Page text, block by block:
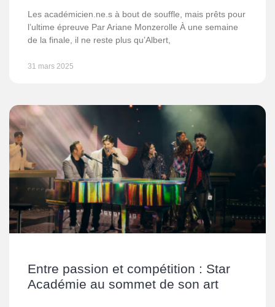
Les académicien.ne.s à bout de souffle, mais prêts pour
l’ultime épreuve Par Ariane Monzerolle À une semaine
de la finale, il ne reste plus qu’Albert,
31 mars 2025
Entre passion et compétition : Star
Académie au sommet de son art